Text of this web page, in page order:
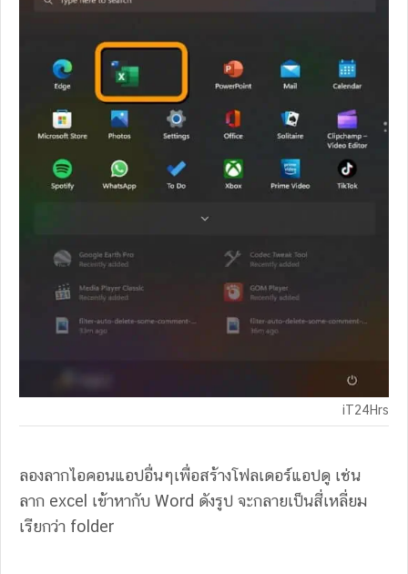
iT24Hrs
ลองลากไอคอนแอปอื่นๆเพื่อสร้างโฟลเดอร์แอปดู เช่น
ลาก excel เข้าหากับ Word ดังรูป จะกลายเป็นสี่เหลี่ยม
เรียกว่า folder